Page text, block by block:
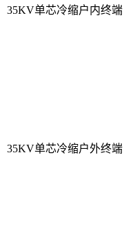
35KV单芯冷缩户内终端
35KV单芯冷缩户外终端